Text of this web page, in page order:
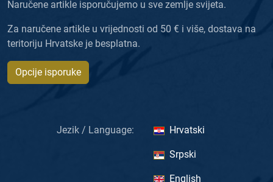
Naručene artikle isporučujemo u sve zemlje svijeta.
Za naručene artikle u vrijednosti od 50 € i više, dostava na
teritoriju Hrvatske je besplatna.
Opcije isporuke
Jezik / Language: Hrvatski
Srpski
English